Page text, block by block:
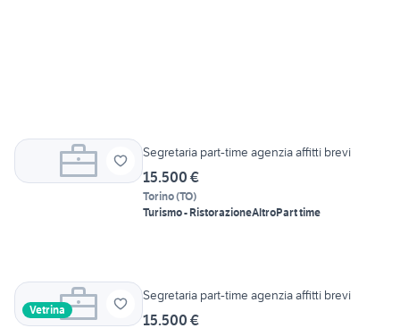
Segretaria part-time agenzia affitti brevi
15.500 €
Torino(TO)
Turismo - RistorazioneAltroPart time
Vetrina
Segretaria part-time agenzia affitti brevi
15.500 €